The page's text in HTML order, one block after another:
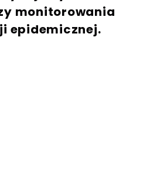
monitorowania
epidemicznej.